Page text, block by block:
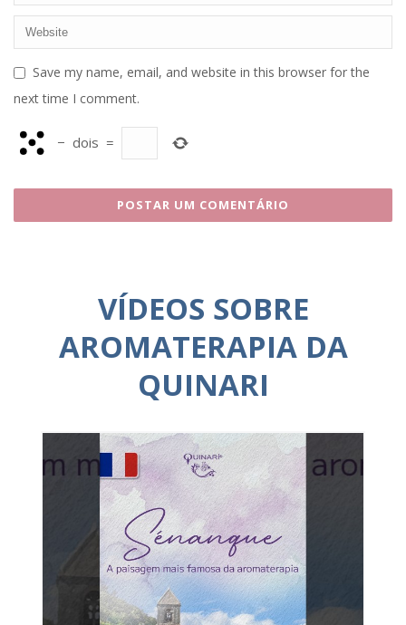
Save my name, email, and website in this browser for the
next time I comment.
− dois =
VÍDEOS SOBRE
AROMATERAPIA DA
QUINARI